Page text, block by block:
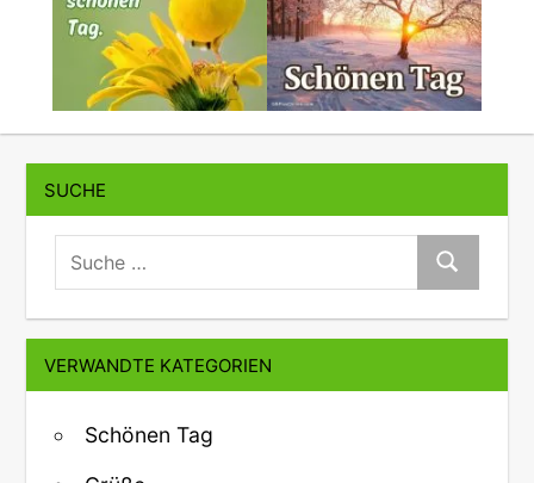
SUCHE
suche:
Suche
VERWANDTE KATEGORIEN
Schönen Tag